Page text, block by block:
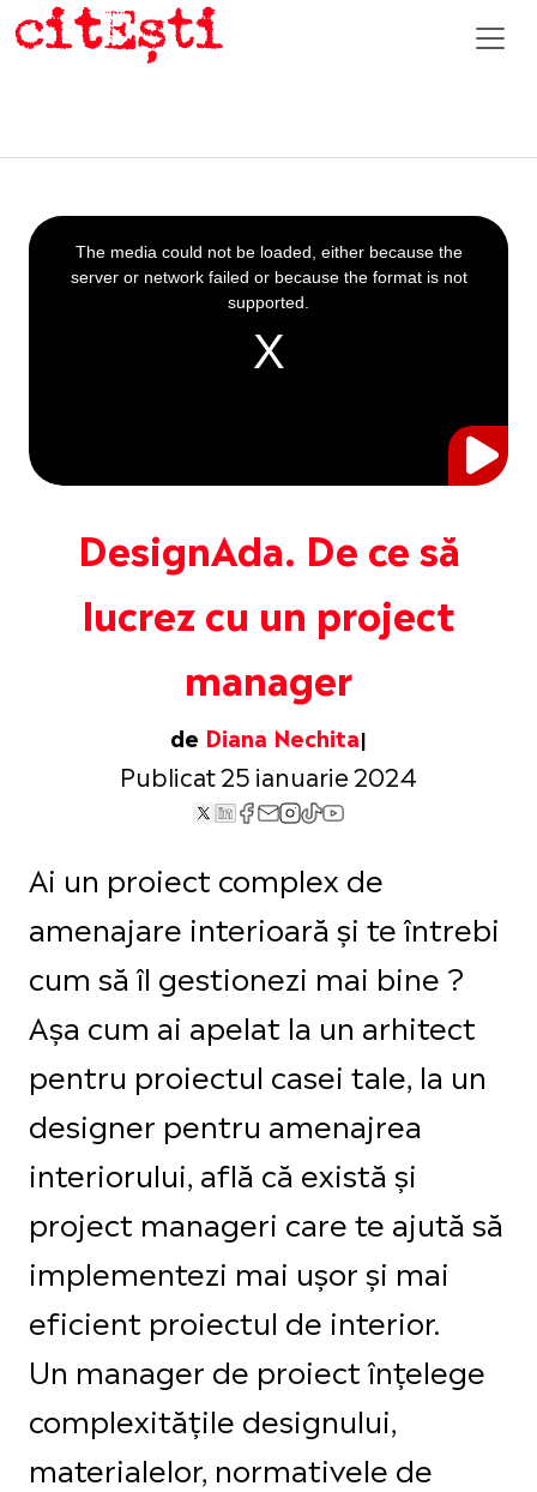
DesignAda. De ce să
lucrez cu un project
manager
de Diana Nechita
Publicat 25 ianuarie 2024
This
is
a
The media could not be loaded, either because the
server or network failed or because the format is not
supported.
Ai un proiect complex de
amenajare interioară și te întrebi
cum să îl gestionezi mai bine ?
Așa cum ai apelat la un arhitect
pentru proiectul casei tale, la un
designer pentru amenajrea
interiorului, află că există și
project manageri care te ajută să
implementezi mai ușor și mai
eficient proiectul de interior.
Un manager de proiect înțelege
complexitățile designului,
materialelor, normativele de